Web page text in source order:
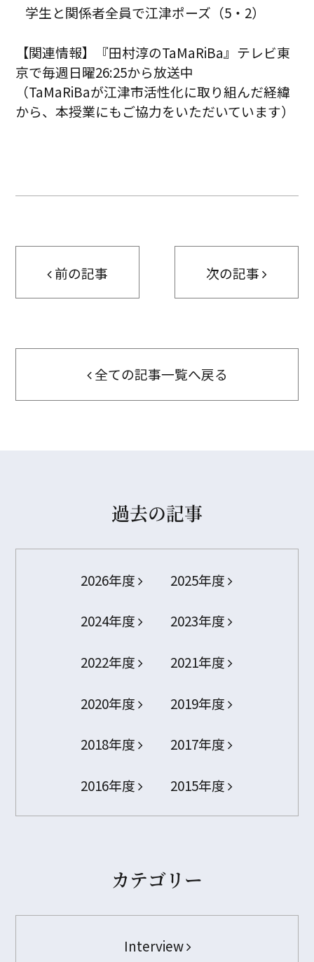
学生と関係者全員で江津ポーズ（5・2）
【関連情報】『田村淳のTaMaRiBa』テレビ東
京で毎週日曜26:25から放送中
（TaMaRiBaが江津市活性化に取り組んだ経緯
から、本授業にもご協力をいただいています）
前の記事 次の記事
全ての記事一覧へ戻る
過去の記事
2026年度 2025年度
2024年度 2023年度
2022年度 2021年度
2020年度 2019年度
2018年度 2017年度
2016年度 2015年度
カテゴリー
Interview